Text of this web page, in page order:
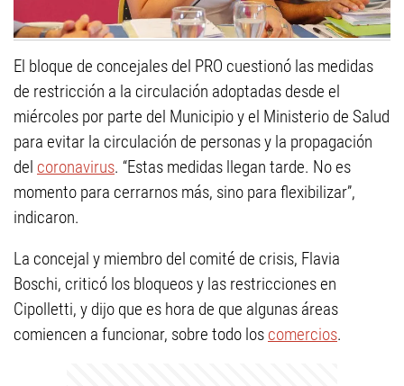
El bloque de concejales del PRO cuestionó las medidas
de restricción a la circulación adoptadas desde el
miércoles por parte del Municipio y el Ministerio de Salud
para evitar la circulación de personas y la propagación
del coronavirus. “Estas medidas llegan tarde. No es
momento para cerrarnos más, sino para flexibilizar”,
indicaron.
La concejal y miembro del comité de crisis, Flavia
Boschi, criticó los bloqueos y las restricciones en
Cipolletti, y dijo que es hora de que algunas áreas
comiencen a funcionar, sobre todo los comercios.